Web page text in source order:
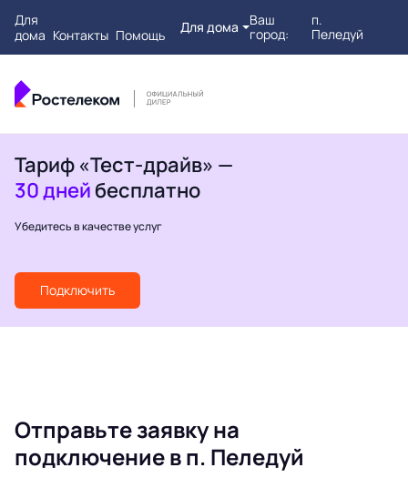
Для
дома Контакты Помощь Для дома
Ваш
город:
п.
Пеледуй
Тариф «Тест-драйв» —
30 дней бесплатно
Убедитесь в качестве услуг
Подключить
Отправьте заявку на
подключение в п. Пеледуй